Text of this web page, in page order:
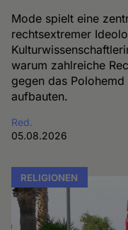
Mode spielt eine
rechtsextremer
warum zahlreiche
gegen das
aufbauten.
Red.
05.08.2026
RELIGIONEN